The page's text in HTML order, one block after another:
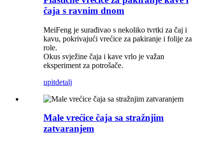
čaja s ravnim dnom
MeiFeng je surađivao s nekoliko tvrtki za čaj i
kavu, pokrivajući vrećice za pakiranje i folije za
role.
Okus svježine čaja i kave vrlo je važan
eksperiment za potrošače.
upitdetalj
Male vrećice čaja sa stražnjim
zatvaranjem